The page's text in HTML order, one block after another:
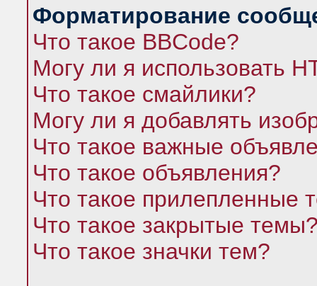
Форматирование
Что такое BBCode?
Могу ли я использовать
Что такое смайлики?
Могу ли я добавлять
Что такое важные
Что такое объявления?
Что такое прилепленные
Что такое закрытые
Что такое значки тем?